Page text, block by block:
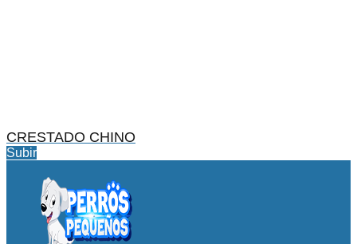
CRESTADO CHINO
Subir